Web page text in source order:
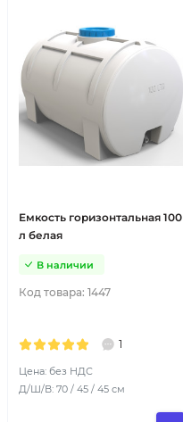
Емкость горизонтальная 100
л белая
Код товара: 1447
В наличии
1
Цена: без НДС
Д/Ш/В: 70 / 45 / 45 см